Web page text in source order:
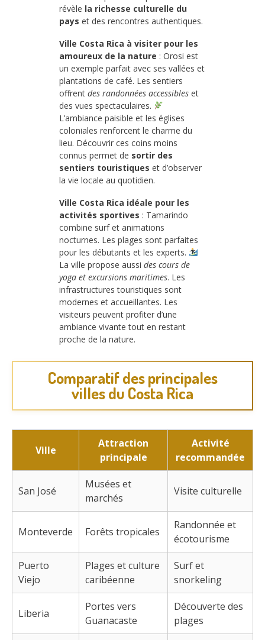
révèle la richesse culturelle du
pays et des rencontres authentiques.
Ville Costa Rica à visiter pour les
amoureux de la nature : Orosi est
un exemple parfait avec ses vallées et
plantations de café. Les sentiers
offrent des randonnées accessibles et
des vues spectaculaires.
L’ambiance paisible et les églises
coloniales renforcent le charme du
lieu. Découvrir ces coins moins
connus permet de sortir des
sentiers touristiques et d’observer
la vie locale au quotidien.
Ville Costa Rica idéale pour les
activités sportives : Tamarindo
combine surf et animations
nocturnes. Les plages sont parfaites
pour les débutants et les experts.
La ville propose aussi des cours de
yoga et excursions maritimes. Les
infrastructures touristiques sont
modernes et accueillantes. Les
visiteurs peuvent profiter d’une
ambiance vivante tout en restant
proche de la nature.
Comparatif des principales
villes du Costa Rica
Ville
Attraction
principale
Activité
recommandée
San José
Musées et
marchés
Visite culturelle
Monteverde Forêts tropicales
Randonnée et
écotourisme
Puerto
Viejo
Plages et culture
caribéenne
Surf et
snorkeling
Liberia
Portes vers
Guanacaste
Découverte des
plages